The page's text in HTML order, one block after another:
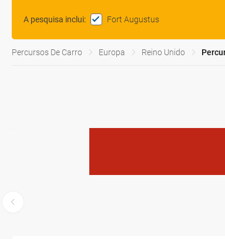
A pesquisa inclui: Fort Augustus
Percursos De Carro Europa Reino Unido